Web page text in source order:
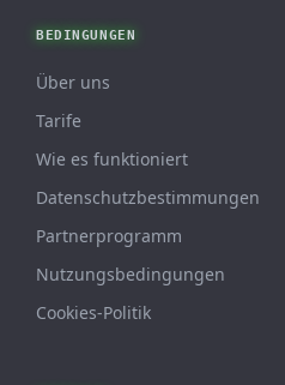
BEDINGUNGEN
Über uns
Tarife
Wie es funktioniert
Datenschutzbestimmungen
Partnerprogramm
Nutzungsbedingungen
Cookies-Politik